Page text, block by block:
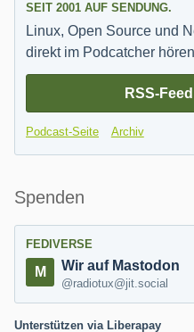
SEIT 2001 AUF SENDUNG.
Linux, Open Source und
direkt im Podcatcher
RSS-
Podcast-Seite Archiv
Spenden
FEDIVERSE
Wir auf Mastodon
@radiotux@jit.social
Unterstützen via Liberapay